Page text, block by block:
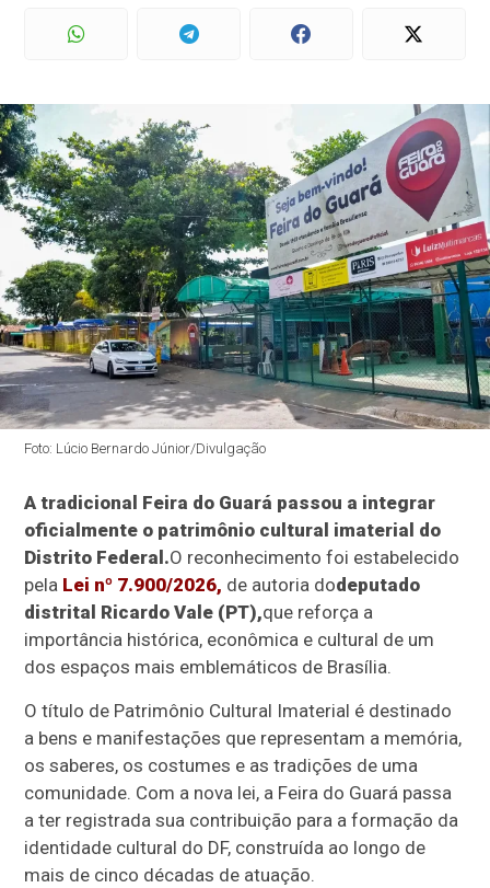
Foto: Lúcio Bernardo Júnior/Divulgação
A tradicional Feira do Guará passou a integrar
oficialmente o patrimônio cultural imaterial do
Distrito Federal.O reconhecimento foi estabelecido
pela Lei nº 7.900/2026, de autoria dodeputado
distrital Ricardo Vale (PT),que reforça a
importância histórica, econômica e cultural de um
dos espaços mais emblemáticos de Brasília.
O título de Patrimônio Cultural Imaterial é destinado
a bens e manifestações que representam a memória,
os saberes, os costumes e as tradições de uma
comunidade. Com a nova lei, a Feira do Guará passa
a ter registrada sua contribuição para a formação da
identidade cultural do DF, construída ao longo de
mais de cinco décadas de atuação.